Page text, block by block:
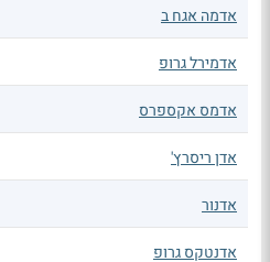
אדמה אגח ב
אדמירל גרופ
אדמס אקספרס
אדן ריסרץ'
אדנור
אדנטקס גרופ